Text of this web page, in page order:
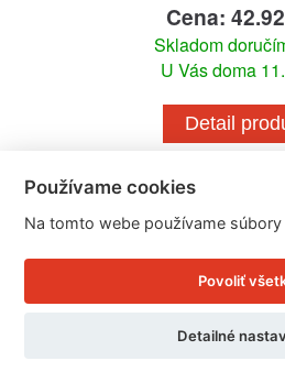
Cena:
Skladom
U Vás doma
Detail
Používame cookies
Na tomto webe používame
Povoliť
Detailné